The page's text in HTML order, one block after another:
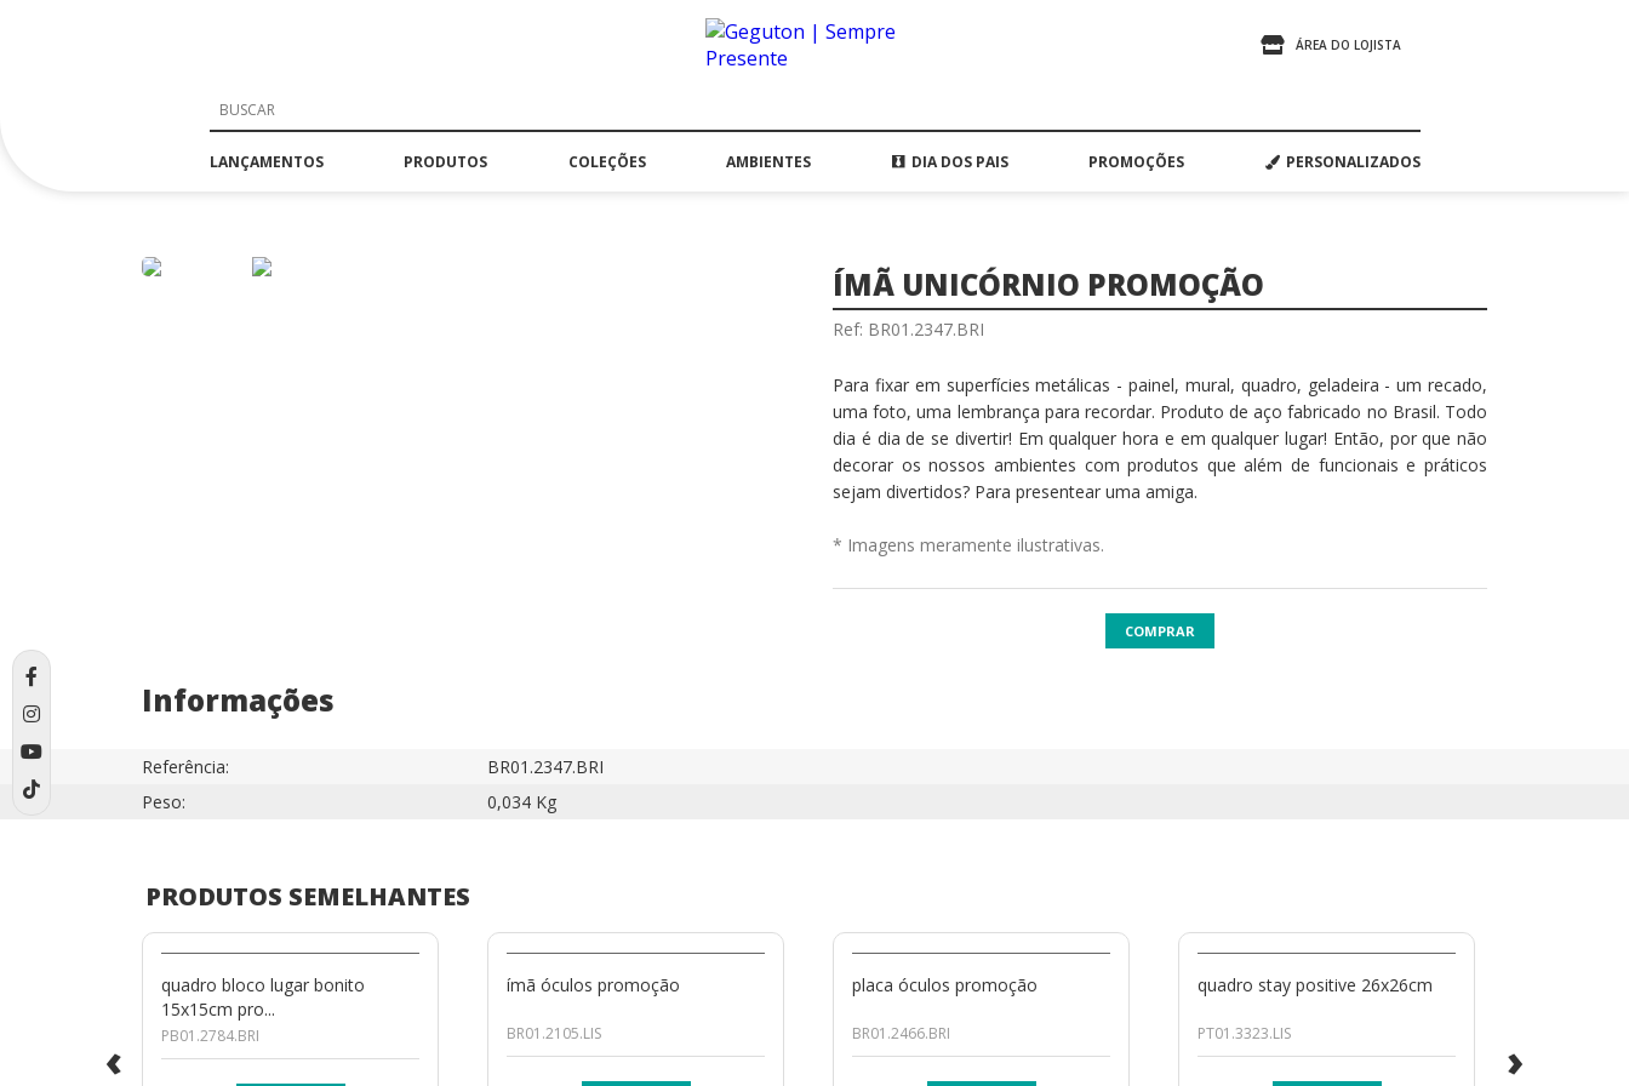
ÁREA DO LOJISTA
LANÇAMENTOS PRODUTOS COLEÇÕES AMBIENTES DIA DOS PAIS PROMOÇÕES PERSONALIZADOS
ÍMÃ UNICÓRNIO PROMOÇÃO
Ref: BR01.2347.BRI
Para fixar em superfícies metálicas - painel, mural, quadro, geladeira - um recado,
uma foto, uma lembrança para recordar. Produto de aço fabricado no Brasil. Todo
dia é dia de se divertir! Em qualquer hora e em qualquer lugar! Então, por que não
decorar os nossos ambientes com produtos que além de funcionais e práticos
sejam divertidos? Para presentear uma amiga.
* Imagens meramente ilustrativas.
COMPRAR
Informações
Referência:
BR01.2347.BRI
Peso:
0,034 Kg
PRODUTOS SEMELHANTES
quadro bloco lugar bonito
15x15cm pro...
PB01.2784.BRI
ímã óculos promoção
BR01.2105.LIS
placa óculos promoção
BR01.2466.BRI
quadro stay positive 26x26cm
PT01.3323.LIS
‹ ›